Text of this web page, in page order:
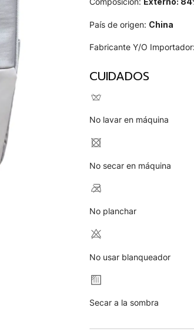
País de origen: China
Fabricante Y/O Importador:
CUIDADOS
No lavar en máquina
No secar en máquina
No planchar
No usar blanqueador
Secar a la sombra